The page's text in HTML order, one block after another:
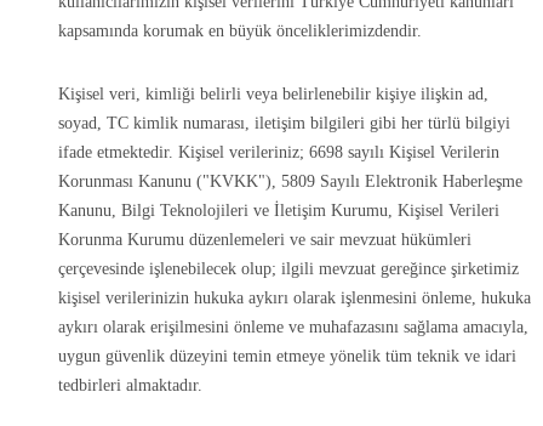
kapsamında korumak en büyük önceliklerimizdendir.
Kişisel veri, kimliği belirli veya belirlenebilir kişiye ilişkin ad,
soyad, TC kimlik numarası, iletişim bilgileri gibi her türlü bilgiyi
ifade etmektedir. Kişisel verileriniz; 6698 sayılı Kişisel Verilerin
Korunması Kanunu ("KVKK"), 5809 Sayılı Elektronik Haberleşme
Kanunu, Bilgi Teknolojileri ve İletişim Kurumu, Kişisel Verileri
Korunma Kurumu düzenlemeleri ve sair mevzuat hükümleri
çerçevesinde işlenebilecek olup; ilgili mevzuat gereğince şirketimiz
kişisel verilerinizin hukuka aykırı olarak işlenmesini önleme, hukuka
aykırı olarak erişilmesini önleme ve muhafazasını sağlama amacıyla,
uygun güvenlik düzeyini temin etmeye yönelik tüm teknik ve idari
tedbirleri almaktadır.